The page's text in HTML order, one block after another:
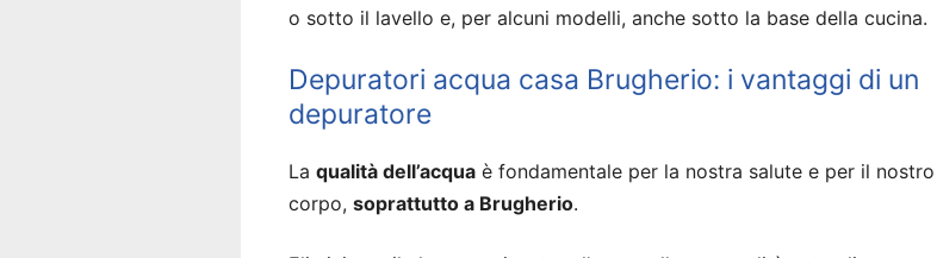
o sotto il lavello e, per alcuni modelli, anche sotto la base della cucina.
Depuratori acqua casa Brugherio: i vantaggi di un
depuratore
La qualità dell’acqua è fondamentale per la nostra salute e per il nostro
corpo, soprattutto a Brugherio.